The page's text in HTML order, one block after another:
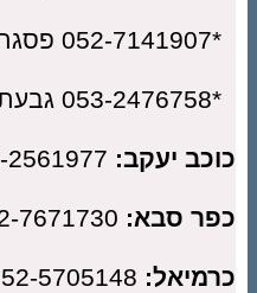
יעקב:054-2561977
סבא:052-7671730
052-5705148